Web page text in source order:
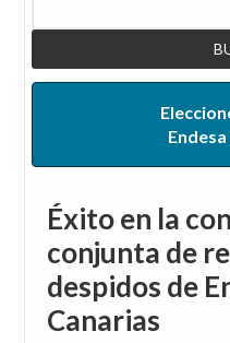
Éxito en la
conjunta de
despidos de
Canarias